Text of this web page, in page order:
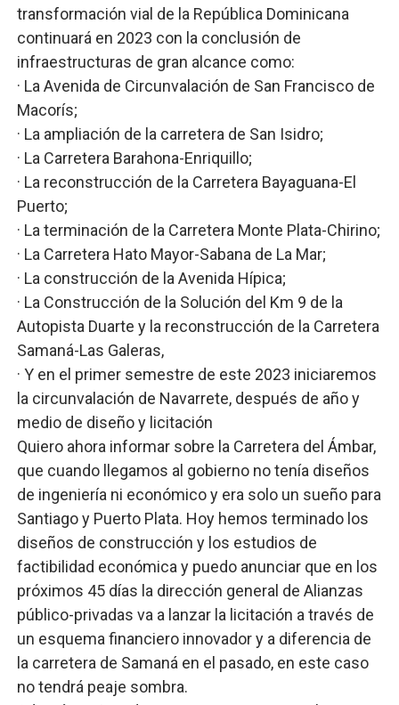
transformación vial de la República Dominicana
continuará en 2023 con la conclusión de
infraestructuras de gran alcance como:
· La Avenida de Circunvalación de San Francisco de
Macorís;
· La ampliación de la carretera de San Isidro;
· La Carretera Barahona-Enriquillo;
· La reconstrucción de la Carretera Bayaguana-El
Puerto;
· La terminación de la Carretera Monte Plata-Chirino;
· La Carretera Hato Mayor-Sabana de La Mar;
· La construcción de la Avenida Hípica;
· La Construcción de la Solución del Km 9 de la
Autopista Duarte y la reconstrucción de la Carretera
Samaná-Las Galeras,
· Y en el primer semestre de este 2023 iniciaremos
la circunvalación de Navarrete, después de año y
medio de diseño y licitación
Quiero ahora informar sobre la Carretera del Ámbar,
que cuando llegamos al gobierno no tenía diseños
de ingeniería ni económico y era solo un sueño para
Santiago y Puerto Plata. Hoy hemos terminado los
diseños de construcción y los estudios de
factibilidad económica y puedo anunciar que en los
próximos 45 días la dirección general de Alianzas
público-privadas va a lanzar la licitación a través de
un esquema financiero innovador y a diferencia de
la carretera de Samaná en el pasado, en este caso
no tendrá peaje sombra.